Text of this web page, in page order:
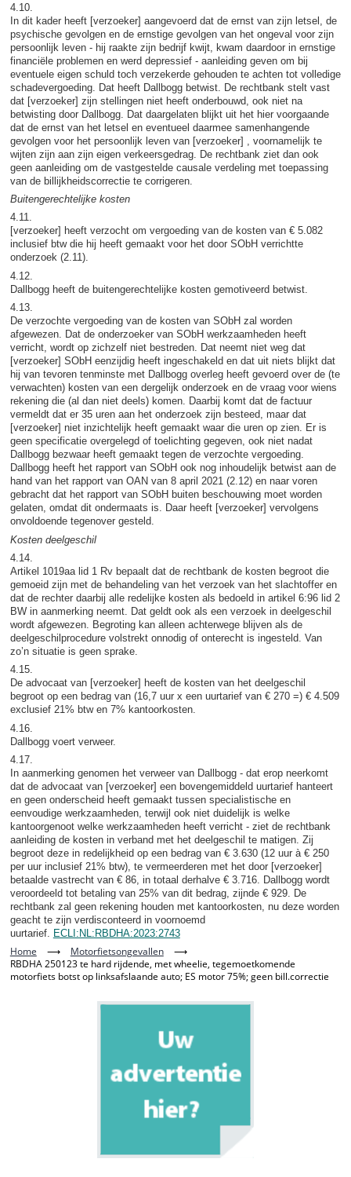
4.10.
In dit kader heeft [verzoeker] aangevoerd dat de ernst van zijn letsel, de
psychische gevolgen en de ernstige gevolgen van het ongeval voor zijn
persoonlijk leven - hij raakte zijn bedrijf kwijt, kwam daardoor in ernstige
financiële problemen en werd depressief - aanleiding geven om bij
eventuele eigen schuld toch verzekerde gehouden te achten tot volledige
schadevergoeding. Dat heeft Dallbogg betwist. De rechtbank stelt vast
dat [verzoeker] zijn stellingen niet heeft onderbouwd, ook niet na
betwisting door Dallbogg. Dat daargelaten blijkt uit het hier voorgaande
dat de ernst van het letsel en eventueel daarmee samenhangende
gevolgen voor het persoonlijk leven van [verzoeker] , voornamelijk te
wijten zijn aan zijn eigen verkeersgedrag. De rechtbank ziet dan ook
geen aanleiding om de vastgestelde causale verdeling met toepassing
van de billijkheidscorrectie te corrigeren.
Buitengerechtelijke kosten
4.11.
[verzoeker] heeft verzocht om vergoeding van de kosten van € 5.082
inclusief btw die hij heeft gemaakt voor het door SObH verrichtte
onderzoek (2.11).
4.12.
Dallbogg heeft de buitengerechtelijke kosten gemotiveerd betwist.
4.13.
De verzochte vergoeding van de kosten van SObH zal worden
afgewezen. Dat de onderzoeker van SObH werkzaamheden heeft
verricht, wordt op zichzelf niet bestreden. Dat neemt niet weg dat
[verzoeker] SObH eenzijdig heeft ingeschakeld en dat uit niets blijkt dat
hij van tevoren tenminste met Dallbogg overleg heeft gevoerd over de (te
verwachten) kosten van een dergelijk onderzoek en de vraag voor wiens
rekening die (al dan niet deels) komen. Daarbij komt dat de factuur
vermeldt dat er 35 uren aan het onderzoek zijn besteed, maar dat
[verzoeker] niet inzichtelijk heeft gemaakt waar die uren op zien. Er is
geen specificatie overgelegd of toelichting gegeven, ook niet nadat
Dallbogg bezwaar heeft gemaakt tegen de verzochte vergoeding.
Dallbogg heeft het rapport van SObH ook nog inhoudelijk betwist aan de
hand van het rapport van OAN van 8 april 2021 (2.12) en naar voren
gebracht dat het rapport van SObH buiten beschouwing moet worden
gelaten, omdat dit ondermaats is. Daar heeft [verzoeker] vervolgens
onvoldoende tegenover gesteld.
Kosten deelgeschil
4.14.
Artikel 1019aa lid 1 Rv bepaalt dat de rechtbank de kosten begroot die
gemoeid zijn met de behandeling van het verzoek van het slachtoffer en
dat de rechter daarbij alle redelijke kosten als bedoeld in artikel 6:96 lid 2
BW in aanmerking neemt. Dat geldt ook als een verzoek in deelgeschil
wordt afgewezen. Begroting kan alleen achterwege blijven als de
deelgeschilprocedure volstrekt onnodig of onterecht is ingesteld. Van
zo’n situatie is geen sprake.
4.15.
De advocaat van [verzoeker] heeft de kosten van het deelgeschil
begroot op een bedrag van (16,7 uur x een uurtarief van € 270 =) € 4.509
exclusief 21% btw en 7% kantoorkosten.
4.16.
Dallbogg voert verweer.
4.17.
In aanmerking genomen het verweer van Dallbogg - dat erop neerkomt
dat de advocaat van [verzoeker] een bovengemiddeld uurtarief hanteert
en geen onderscheid heeft gemaakt tussen specialistische en
eenvoudige werkzaamheden, terwijl ook niet duidelijk is welke
kantoorgenoot welke werkzaamheden heeft verricht - ziet de rechtbank
aanleiding de kosten in verband met het deelgeschil te matigen. Zij
begroot deze in redelijkheid op een bedrag van € 3.630 (12 uur à € 250
per uur inclusief 21% btw), te vermeerderen met het door [verzoeker]
betaalde vastrecht van € 86, in totaal derhalve € 3.716. Dallbogg wordt
veroordeeld tot betaling van 25% van dit bedrag, zijnde € 929. De
rechtbank zal geen rekening houden met kantoorkosten, nu deze worden
geacht te zijn verdisconteerd in voornoemd
uurtarief. ECLI:NL:RBDHA:2023:2743
Home ⟶ Motorfietsongevallen
⟶
RBDHA 250123 te hard rijdende, met wheelie, tegemoetkomende
motorfiets botst op linksafslaande auto; ES motor 75%; geen bill.correctie